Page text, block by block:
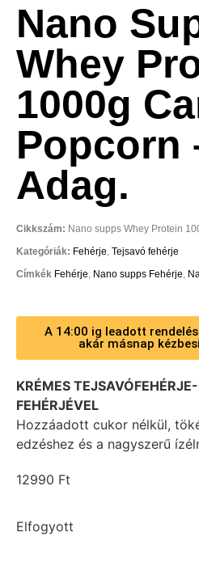
Nano
Whey
1000g
Popcorn
Adag.
Cikkszám: Nano supps Whey Protein
Kategóriák: Fehérje, Tejsavó fehérje
Címkék Fehérje, Nano supps Fehérje,
A 14:00 ig leadott
akár másnap
KRÉMES
FEHÉRJÉVEL
Hozzáadott cukor nélkül,
edzéshez és a nagyszerű
12990 Ft
Elfogyott